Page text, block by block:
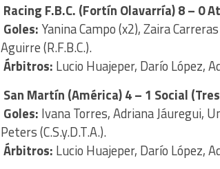
Racing F.B.C. (Fortín Olavarría) 8 – 0
Goles:Yanina Campo (x2), Zaira
Aguirre (R.F.B.C.).
Árbitros: Lucio Huajeper, Darío López,
San Martín (América) 4 – 1 Social
Goles: Ivana Torres, Adriana Jáuregui,
Peters (C.S.y.D.T.A.).
Árbitros: Lucio Huajeper, Darío López,